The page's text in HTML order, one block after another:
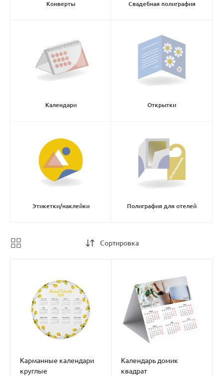
Конверты Свадебная полиграфия
Календари Открытки
Этикетки/наклейки Полиграфия для отелей
Сортировка
Карманные календари
круглые
Календарь домик
квадрат